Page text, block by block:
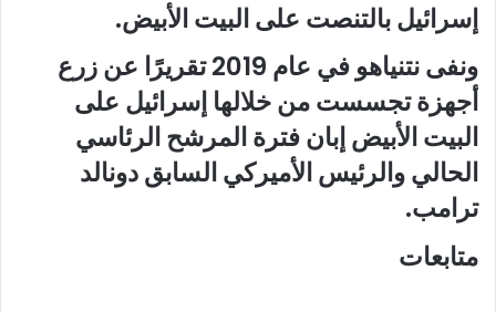
إسرائيل بالتنصت على البيت الأبيض.
ونفى نتنياهو في عام 2019 تقريرًا عن زرع
أجهزة تجسست من خلالها إسرائيل على
البيت الأبيض إبان فترة المرشح الرئاسي
الحالي والرئيس الأميركي السابق دونالد
ترامب.
متابعات